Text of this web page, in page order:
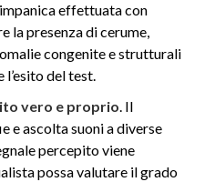
effettuata con
la presenza di cerume,
congenite e strutturali
del test.
vero e proprio. Il
e ascolta suoni a diverse
percepito viene
possa valutare il grado